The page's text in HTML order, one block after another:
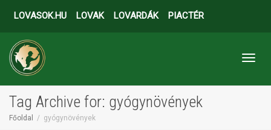
LOVASOK.HU LOVAK LOVARDÁK PIACTÉR
Tag Archive for: gyógynövények
Főoldal gyógynövények